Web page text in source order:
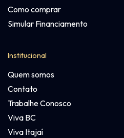
Como comprar
Simular Financiamento
Institucional
Quem somos
Contato
Trabalhe Conosco
Viva BC
Viva Itajaí